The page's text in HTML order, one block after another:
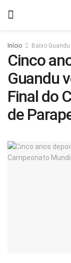
Início Baixo Guandu
Cinco
Guandu
Final do
de